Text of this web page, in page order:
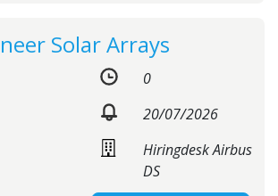
Solar Arrays
0
20/07/2026
Hiringdesk Airbus
DS